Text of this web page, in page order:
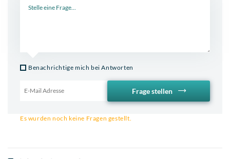
Benachrichtige mich bei Antworten
Frage stellen
Es wurden noch keine Fragen gestellt.